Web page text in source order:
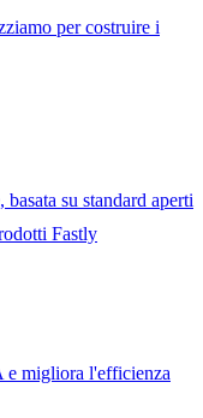
per costruire i
su standard aperti
Fastly
migliora l'efficienza